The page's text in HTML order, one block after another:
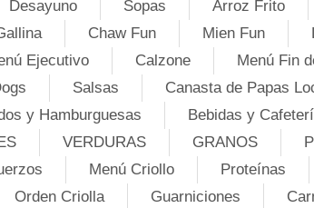
Desayuno Sopas Arroz Frito
Chaw Fun Mien Fun
Ejecutivo Calzone
Menú Fin
Salsas Canasta de Papas
y Hamburguesas Bebidas y
VERDURAS GRANOS
Menú Criollo Proteínas
Orden Criolla Guarniciones